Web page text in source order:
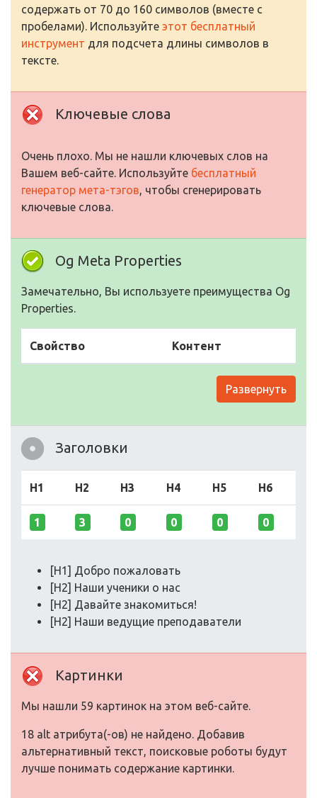
содержать от 70 до 160 символов (вместе с
пробелами). Используйте этот бесплатный
инструмент для подсчета длины символов в
тексте.
Ключевые слова
Очень плохо. Мы не нашли ключевых слов на
Вашем веб-сайте. Используйте бесплатный
генератор мета-тэгов, чтобы сгенерировать
ключевые слова.
Og Meta Properties
Замечательно, Вы используете преимущества Og
Properties.
Свойство Контент
Развернуть
Заголовки
H1 H2 H3 H4 H5 H6
1 3 0 0 0 0
[H1] Добро пожаловать
[H2] Наши ученики о нас
[H2] Давайте знакомиться!
[H2] Наши ведущие преподаватели
Картинки
Мы нашли 59 картинок на этом веб-сайте.
18 alt атрибута(-ов) не найдено. Добавив
альтернативный текст, поисковые роботы будут
лучше понимать содержание картинки.